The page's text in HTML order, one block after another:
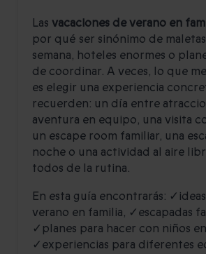
Las vacaciones de verano en
por qué ser sinónimo de
semana, hoteles enormes o
de coordinar. A veces, lo que
es elegir una experiencia
recuerden: un día entre
aventura en equipo, una visita
un escape room familiar, una
noche o una actividad al aire
todos de la rutina.
En esta guía encontrarás:
verano en familia, ✓escapadas
✓planes para hacer con niños
✓experiencias para diferentes